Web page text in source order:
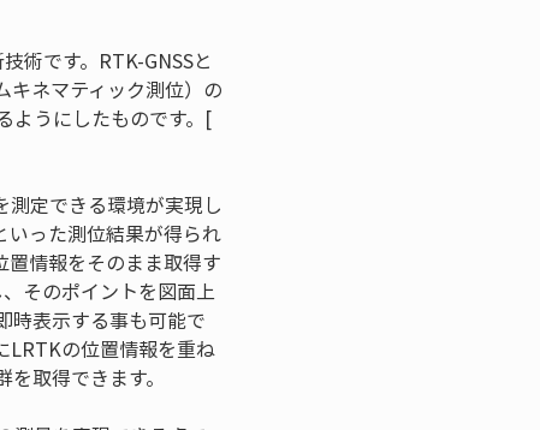
術です。RTK-GNSSと
キネマティック測位）の
ようにしたものです。[
定できる環境が実現し
いった測位結果が得られ
置情報をそのまま取得す
そのポイントを図面上
時表示する事も可能で
LRTKの位置情報を重ね
取得できます。